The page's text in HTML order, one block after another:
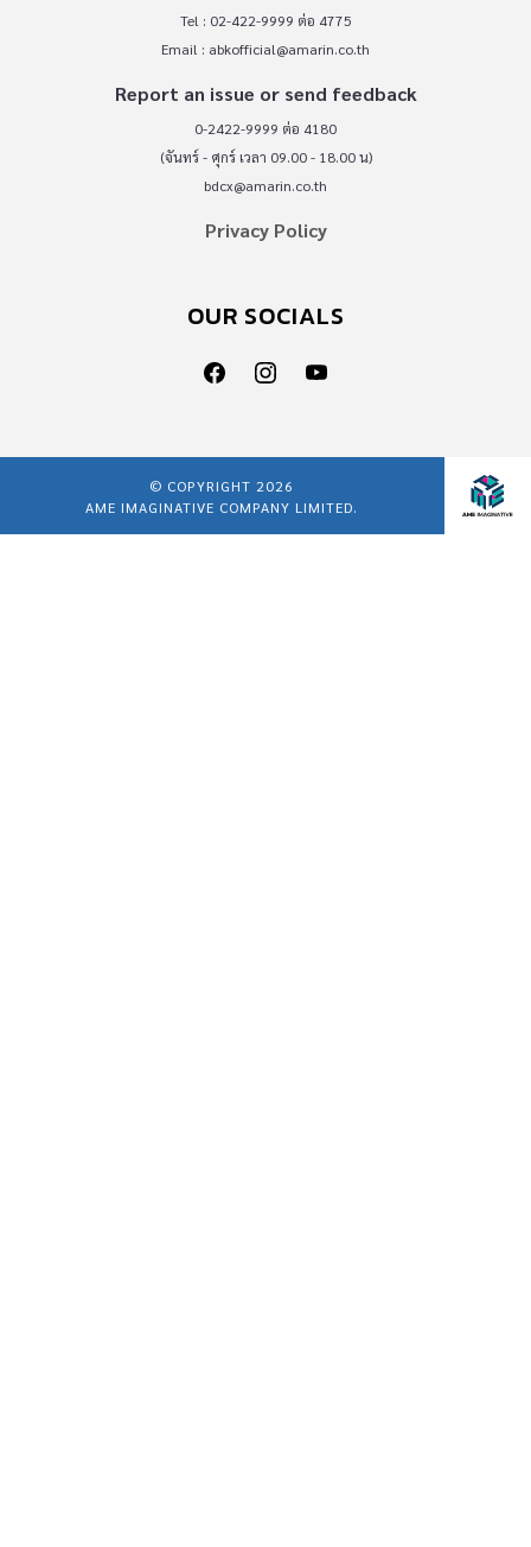
Tel : 02-422-9999 ต่อ 4775
Email : abkofficial@amarin.co.th
Report an issue or send feedback
0-2422-9999 ต่อ 4180
(จันทร์ - ศุกร์ เวลา 09.00 - 18.00 น)
bdcx@amarin.co.th
Privacy Policy
OUR SOCIALS
© COPYRIGHT 2026
AME IMAGINATIVE COMPANY LIMITED.